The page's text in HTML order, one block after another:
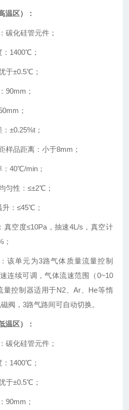
温区）：
碳化硅管元件；
1400℃ ；
于±0.5℃ ；
90mm ；
；
：±0.25%t ；
样品距离：小于8mm ；
：40℃/min ；
匀性：≤±2℃ ；
升：≤45℃ ；
真空度≤10Pa ，抽速4L/s ，真空计
；
该单元为3路气体质量流量控制
连续可调，气体流速范围（0~10
量控制器适用于N2 、Ar He等惰
阀，3路气路间可自动切换。
温区）：
碳化硅管元件；
1400℃ ；
于±0.5℃ ；
90mm ；